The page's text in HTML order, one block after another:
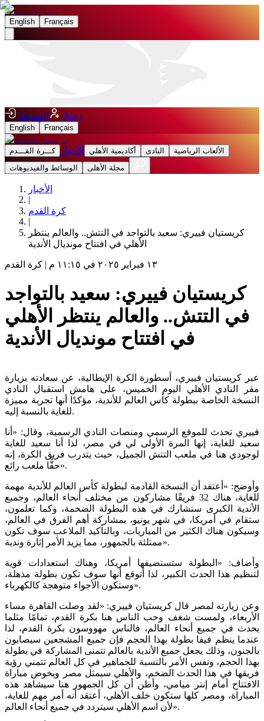
English Français
دخول التسجيل
English Français
كـــرة القـــدم الأخبار أكاديمية الأهلي النادى
الألعاب الرياضية
الوسائط والفيديوهات
مجلة الأهلى
الأخبار
|
كرة القدم
|
كريستيان فييري: سعيد بالتواجد في التتش.. والعالم ينتظر
الأهلي في افتتاح مونديال الأندية
١٣ فبراير ٢٠٢٥ في ١١:١٥ م | كرة القدم
كريستيان فييري: سعيد بالتواجد
في التتش.. والعالم ينتظر الأهلي
في افتتاح مونديال الأندية
عبر كريستيان فييري، أسطورة الكرة الإيطالية، عن سعادته بزيارة
مقر النادي الأهلي اليوم الخميس، على هامش استقبال النادي
النسخة الخاصة ببطولة كأس العالم للأندية، مؤكدًا أنها تجربة مميزة
للغاية بالنسبة إليه.
فييري تحدث للموقع الرسمي ومنصات النادي الرسمية، وقال: «أنا
سعيد للغاية، إنها المرة الأولى لي في مصر، لذا أنا سعيد للغاية
لوجودي هنا في ملعب التتش الجميل، حيث يتدرب فريق الكرة، إنه
حقًّا ملعب رائع».
وأوضح: «أعتقد أن النسخة القادمة لبطولة كأس العالم للأندية مهمة
للغاية، هناك 32 فريقًا مشاركون من مختلف أنحاء العالم، وجميع
الأندية الكبرى ستشارك في هذه البطولة الضخمة، وكما تعلمون،
ستقام في أمريكا، في شهر يونيو، بمشاركة أهم الفرق في العالم،
وسيكون هناك الكثير من المباريات، وبالتأكيد الملاعب سوف تكون
ممتلئة بالجمهور، مما يزيد الأمر إثارة وندية».
وأضاف: «البطولة ستستضيفها أمريكا، وهناك استعدادات قوية
لتنظيم هذا الحدث الكبير، لذا أتوقع أنها سوف تكون بطولة مذهلة،
وستكون الأجواء متوهجة كالكهرباء».
وعن زيارته لمصر قال كريستيان فييري: «لقد وصلت القاهرة مساء
الأربعاء، ولمست شغف وحب الناس هنا بكرة القدم، تمامًا مثلما
يحدث في جميع أنحاء العالم، فالناس مهووسون بكرة القدم، لذا
عندما ينظم فيفا بطولة بهذا الحجم فإن جميع المشجعين سيصابون
بالجنون، وذلك يجعل جميع الأندية بالعالم تتمنى المشاركة في بطولة
بهذا الحجم، ونفس الأمر بالنسبة للجماهير في كل العالم تتمني رؤية
فريقها في هذا الحدث الضخم، والأهلي سيمثل مصر ويخوض مباراة
الافتتاح أمام إنتر ميامي، وأظن أن كل الجمهور هنا سيشاهد هذه
المباراة، ومصر كلها ستكون خلف الأهلي، أعتقد أنه أمر مهم للغاية،
لأن اسم الأهلي سيتردد في جميع أنحاء العالم».